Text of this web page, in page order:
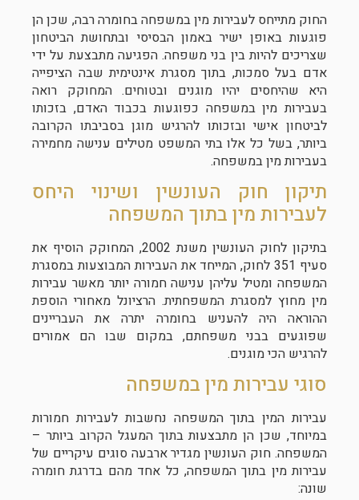
החוק מתייחס לעבירות מין במשפחה בחומרה רבה, שכן הן
פוגעות באופן ישיר באמון הבסיסי ובתחושת הביטחון
שצריכים להיות בין בני משפחה. הפגיעה מתבצעת על ידי
אדם בעל סמכות, בתוך מסגרת אינטימית שבה הציפייה
היא שהיחסים יהיו מוגנים ובטוחים. המחוקק רואה
בעבירות מין במשפחה כפוגעות בכבוד האדם, בזכותו
לביטחון אישי ובזכותו להרגיש מוגן בסביבתו הקרובה
ביותר, בשל כל אלו בתי המשפט מטילים ענישה מחמירה
בעבירות מין במשפחה.
תיקון חוק העונשין ושינוי היחס
לעבירות מין בתוך המשפחה
בתיקון לחוק העונשין משנת 2002, המחוקק הוסיף את
סעיף 351 לחוק, המייחד את העבירות המבוצעות במסגרת
המשפחה ומטיל עליהן ענישה חמורה יותר מאשר עבירות
מין מחוץ למסגרת המשפחתית. הרציונל מאחורי הוספת
ההוראה היה להעניש בחומרה יתרה את העבריינים
שפוגעים בבני משפחתם, במקום שבו הם אמורים
להרגיש הכי מוגנים.
סוגי עבירות מין במשפחה
עבירות המין בתוך המשפחה נחשבות לעבירות חמורות
במיוחד, שכן הן מתבצעות בתוך המעגל הקרוב ביותר –
המשפחה. חוק העונשין מגדיר ארבעה סוגים עיקריים של
עבירות מין בתוך המשפחה, כל אחד מהם בדרגת חומרה
שונה: